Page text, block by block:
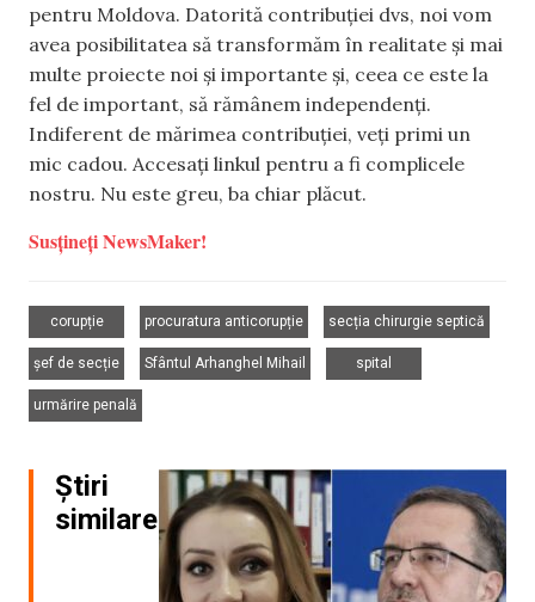
pentru Moldova. Datorită contribuției dvs, noi vom
avea posibilitatea să transformăm în realitate și mai
multe proiecte noi și importante și, ceea ce este la
fel de important, să rămânem independenți.
Indiferent de mărimea contribuției, veți primi un
mic cadou. Accesați linkul pentru a fi complicele
nostru. Nu este greu, ba chiar plăcut.
Susțineți NewsMaker!
corupție
procuratura anticorupție
secția chirurgie septică
șef de secție
Sfântul Arhanghel Mihail
spital
urmărire penală
Știri
similare